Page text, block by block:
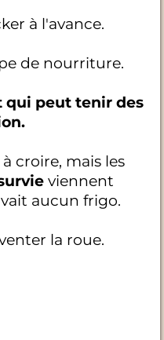
à l'avance.
de nourriture.
qui peut tenir des
croire, mais les
viennent
aucun frigo.
la roue.